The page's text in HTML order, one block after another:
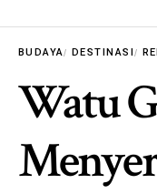
BUDAYA DESTINASI
Watu